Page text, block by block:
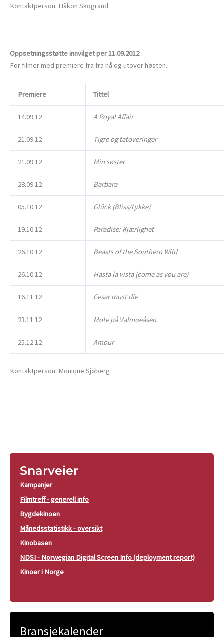
Kontaktperson: Håkon Skogrand
Oppsetningsstøtte innvilget per 11.09.2012
For filmer med premiere fra fra nå og utover høsten.
Premiere Tittel
14.09.12 A Royal Affair
21.09.12 Tigre og tatoveringer
21.09.12 Min søster
28.09.12 Barbara
05.10.12 Glück (Bliss/Lykke)
19.10.12 Paradise: Kjærlighet
26.10.12 Beasts of the Southern Wild
26.10.12 Hasta la vista (come as you are)
16.11.12 Cesar must die
23.11.12 Møte på Valmueåsen
25.12.12 Amour
Kontaktperson: Monique Sjøberg
Snarveier
Kampanjer
Filmtreff - generell info
Bygdekinoen
Månedsstatistikk - oversikt
Kinobasen
NDSI - Norwegian Digital Screen Info (deployment report)
Kinoer i Norge
Bransjekalender